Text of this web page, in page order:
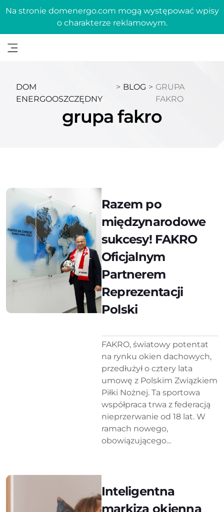
Na stronie domenergo.com mogą występować wpisy
o charakterze reklamowym.
DOM
ENERGOOSZCZĘDNY
> BLOG > GRUPA
FAKRO
grupa fakro
Razem po
międzynarodowe
sukcesy! FAKRO
Oficjalnym
Partnerem
Reprezentacji
Polski
FAKRO, światowy potentat
na rynku okien dachowych,
przedłużył o cztery lata
umowę z Polskim Związkiem
Piłki Nożnej. Ta sportowa
współpraca trwa z federacją
nieprzerwanie od 18 lat. W
ramach nowego,
obowiązującego...
Inteligentna
markiza okienna